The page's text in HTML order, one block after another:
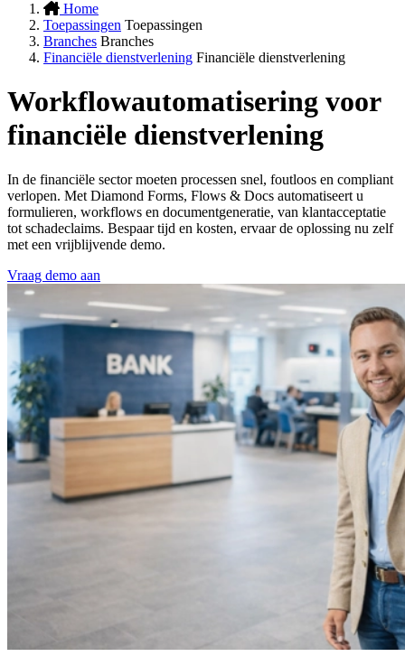
Home
Toepassingen Toepassingen
Branches Branches
Financiële dienstverlening Financiële dienstverlening
Workflowautomatisering voor
financiële dienstverlening
In de financiële sector moeten processen snel, foutloos en compliant
verlopen. Met Diamond Forms, Flows & Docs automatiseert u
formulieren, workflows en documentgeneratie, van klantacceptatie
tot schadeclaims. Bespaar tijd en kosten, ervaar de oplossing nu zelf
met een vrijblijvende demo.
Vraag demo aan